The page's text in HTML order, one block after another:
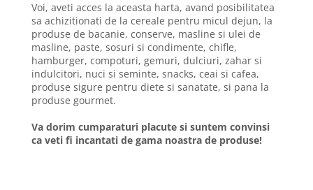
Voi, aveti acces la aceasta harta, avand posibilitatea
sa achizitionati de la cereale pentru micul dejun, la
produse de bacanie, conserve, masline si ulei de
masline, paste, sosuri si condimente, chifle,
hamburger, compoturi, gemuri, dulciuri, zahar si
indulcitori, nuci si seminte, snacks, ceai si cafea,
produse sigure pentru diete si sanatate, si pana la
produse gourmet.
Va dorim cumparaturi placute si suntem convinsi
ca veti fi incantati de gama noastra de produse!